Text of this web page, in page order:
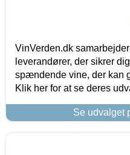
VinVerden.dk
leverandører, der sikrer
spændende vine, der kan
Klik her for at se deres
Se udvalget